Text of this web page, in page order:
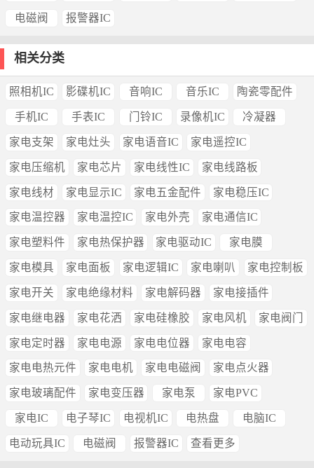
电磁阀 报警器IC
相关分类
照相机IC 影碟机IC 音响IC 音乐IC 陶瓷零配件
手机IC 手表IC 门铃IC 录像机IC 冷凝器
家电支架 家电灶头 家电语音IC 家电遥控IC
家电压缩机 家电芯片 家电线性IC 家电线路板
家电线材 家电显示IC 家电五金配件 家电稳压IC
家电温控器 家电温控IC 家电外壳 家电通信IC
家电塑料件 家电热保护器 家电驱动IC 家电膜
家电模具 家电面板 家电逻辑IC 家电喇叭 家电控制板
家电开关 家电绝缘材料 家电解码器 家电接插件
家电继电器 家电花洒 家电硅橡胶 家电风机 家电阀门
家电定时器 家电电源 家电电位器 家电电容
家电电热元件 家电电机 家电电磁阀 家电点火器
家电玻璃配件 家电变压器 家电泵 家电PVC
家电IC 电子琴IC 电视机IC 电热盘 电脑IC
电动玩具IC 电磁阀 报警器IC 查看更多